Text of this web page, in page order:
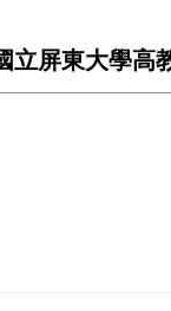
屏東大學高